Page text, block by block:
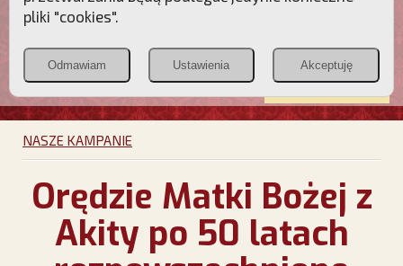
Christiana
PCh24.pl
POZNAJ APOSTOLAT FATIMY WESPRZYJ
NAS
NASZE KAMPANIE
Orędzie Matki Bożej z
Akity po 50 latach
pliki "cookies".
Odmawiam Ustawienia Akceptuję